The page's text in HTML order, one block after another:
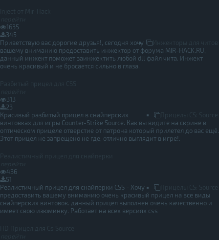
1635
345
Приветствую вас дорогие друзья!, сегодня хочу
вашему вниманию предоставить инжектор от форума MIR-HACK.RU,
данный инжект поможет заинжектить любой dll файл чита. Инжект
очень красивый и не бросается сильно в глаза.
313
23
Красивый разбитый прицел в снайперских
винтовках для игры Counter-Strike Source. Как вы видите на скрине в
оптическом прицеле отверстие от патрона который прилетел до вас ещё.
Этот прицел не запрещено не где, отлично выглядит в игре!.
436
51
Реалистичный прицел для снайперки CSS - Хочу
предоставить вашему вниманию очень красивый прицел на все виды
снайперских винтовок. данный прицел выполнен очень качественно и
имеет свою изюминку. Работает на всех версиях css